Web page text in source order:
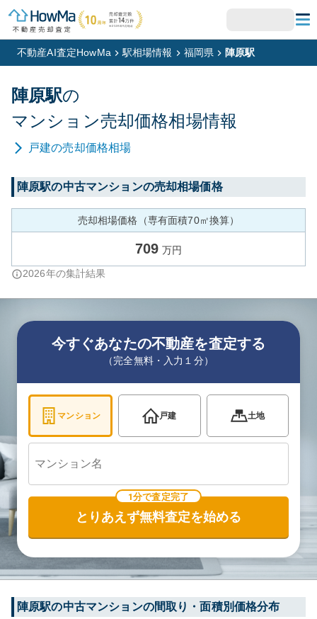
不動産AI査定HowMa 駅相場情報 福岡県 陣原駅
陣原駅の
マンション売却価格相場情報
戸建の売却価格相場
陣原駅の中古マンションの売却相場価格
売却相場価格（専有面積70㎡換算）
709 万円
2026年の集計結果
今すぐあなたの不動産を査定する
（完全無料・入力１分）
マンション 戸建 土地
1分で査定完了
とりあえず無料査定を始める
陣原駅の中古マンションの間取り・面積別価格分布